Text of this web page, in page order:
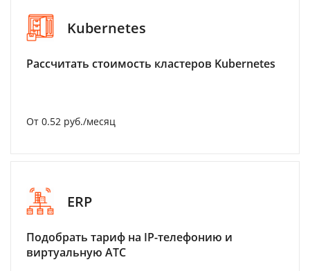
Kubernetes
Рассчитать стоимость кластеров Kubernetes
От 0.52 руб./месяц
ERP
Подобрать тариф на IP-телефонию и
виртуальную АТС